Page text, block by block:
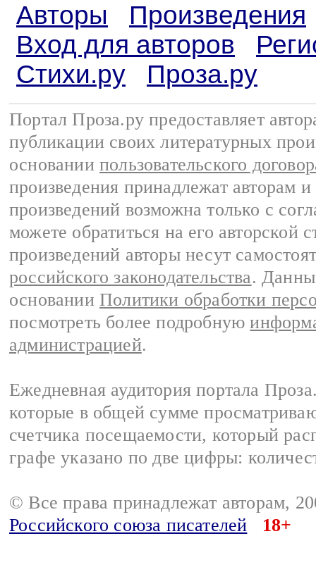
Авторы
Произведения
Вход для авторов
Стихи.ру
Проза.ру
Портал Проза.ру предоставляет
публикации своих литературных
основании пользовательского
произведения принадлежат авторам
произведений возможна только с
можете обратиться на его авторской
произведений авторы несут
российского законодательства.
основании Политики обработки
посмотреть более подробную
администрацией.
Ежедневная аудитория портала
которые в общей сумме
счетчика посещаемости, который
графе указано по две цифры:
© Все права принадлежат авторам,
Российского союза писателей
18+